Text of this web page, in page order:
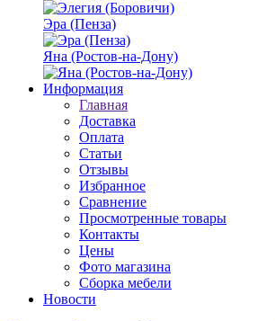
Эра (Пенза)
Яна (Ростов-на-Дону)
Информация
Главная
Доставка
Оплата
Статьи
Отзывы
Избранное
Сравнение
Просмотренные товары
Контакты
Цены
Фото магазина
Сборка мебели
Новости